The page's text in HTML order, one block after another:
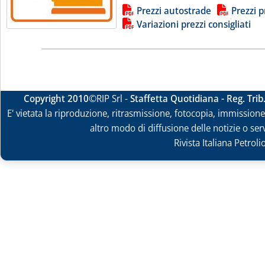
Lista allegati PDF alla notiziaPrezzi autostrade
Prezzi
Variazioni prezzi consigliati
Copyright 2010©RIP Srl -Staffetta Quotidiana - Reg.
E' vietata la riproduzione, ritrasmissione, fotocopia,
altro modo di diffusione delle notizie o
Rivista Italiana